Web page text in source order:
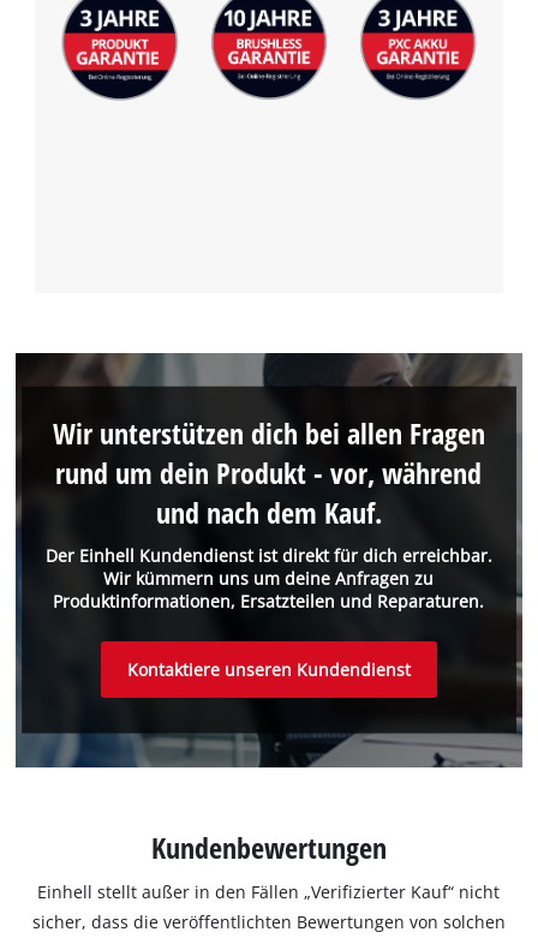
Der Einhell Kundendienst ist direkt für dich erreichbar.
Wir kümmern uns um deine Anfragen zu
Produktinformationen, Ersatzteilen und Reparaturen.
Wir unterstützen dich bei allen Fragen
rund um dein Produkt - vor, während
und nach dem Kauf.
Kontaktiere unseren Kundendienst
Kundenbewertungen
Einhell stellt außer in den Fällen „Verifizierter Kauf“ nicht
sicher, dass die veröffentlichten Bewertungen von solchen